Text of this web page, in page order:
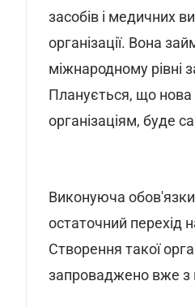
засобів і медичних
організації. Вона
міжнародному рівні
Планується, що нова
організаціям, буде
Виконуюча обов'язки
остаточний перехід
Створення такої
запроваджено вже з